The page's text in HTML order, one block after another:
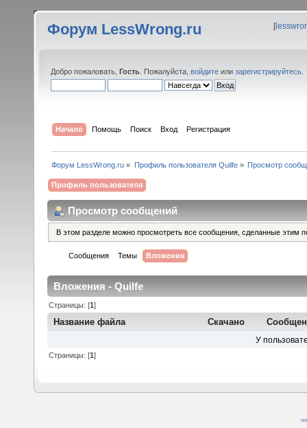
Форум LessWrong.ru [
Добро пожаловать, Гость . Пожалуйста, войдите или зарегистрируйтесь
Начало Помощь Поиск Вход Регистрация
Форум LessWrong.ru » Профиль пользователя Quilfe» Просмотр
Профиль пользователя
Просмотр сообщений
В этом разделе можно просмотреть все сообщения, сделанные этим
Сообщения Темы Вложения
Вложения - Quilfe
Страницы: [1]
Название файла Скачано
У
Страницы: [1]